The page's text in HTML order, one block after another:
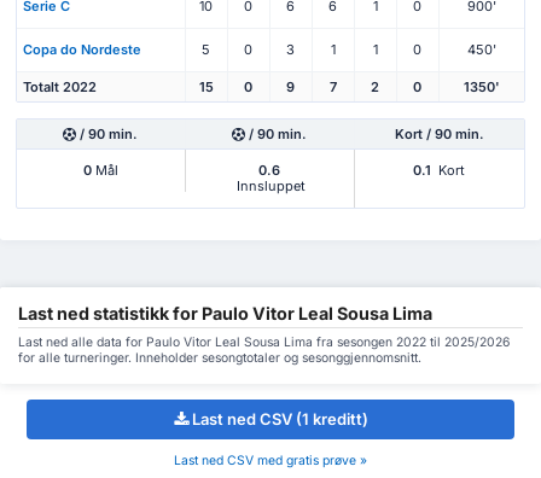
Serie C 10 0 6 6 1 0 900'
Copa do Nordeste 5 0 3 1 1 0 450'
Totalt 2022 15 0 9 7 2 0 1350'
/ 90 min. / 90 min. Kort / 90 min.
0Mål
0.6
Innsluppet
0.1 Kort
Last ned statistikk for Paulo Vitor Leal Sousa Lima
Last ned alle data for Paulo Vitor Leal Sousa Lima fra sesongen 2022 til 2025/2026
for alle turneringer. Inneholder sesongtotaler og sesonggjennomsnitt.
Last ned CSV (1 kreditt)
Last ned CSV med gratis prøve »